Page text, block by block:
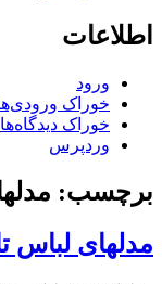
اطلاعات
ورود
خوراک
خوراک دیدگاه‌ها
وردپرس
برچسب:
مدلهای لباس